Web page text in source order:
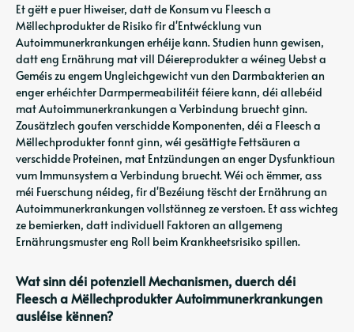
Et gëtt e puer Hiweiser, datt de Konsum vu Fleesch a
Mëllechprodukter de Risiko fir d'Entwécklung vun
Autoimmunerkrankungen erhéije kann. Studien hunn gewisen,
datt eng Ernährung mat vill Déiereprodukter a wéineg Uebst a
Geméis zu engem Ungleichgewicht vun den Darmbakterien an
enger erhéichter Darmpermeabilitéit féiere kann, déi allebéid
mat Autoimmunerkrankungen a Verbindung bruecht ginn.
Zousätzlech goufen verschidde Komponenten, déi a Fleesch a
Mëllechprodukter fonnt ginn, wéi gesättigte Fettsäuren a
verschidde Proteinen, mat Entzündungen an enger Dysfunktioun
vum Immunsystem a Verbindung bruecht. Wéi och ëmmer, ass
méi Fuerschung néideg, fir d'Bezéiung tëscht der Ernährung an
Autoimmunerkrankungen vollstänneg ze verstoen. Et ass wichteg
ze bemierken, datt individuell Faktoren an allgemeng
Ernährungsmuster eng Roll beim Krankheetsrisiko spillen.
Wat sinn déi potenziell Mechanismen, duerch déi
Fleesch a Mëllechprodukter Autoimmunerkrankungen
ausléise kënnen?